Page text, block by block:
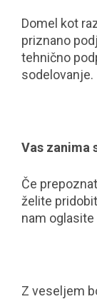
Domel kot
priznano
tehnično
sodelovanje.
Vas zanima
Če
želite
nam oglasite
Z veseljem